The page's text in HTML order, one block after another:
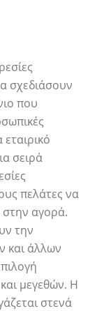
σχεδιάσουν
που
εταιρικό
σειρά
πελάτες να
αγορά.
την
και άλλων
μεγεθών. Η
στενά